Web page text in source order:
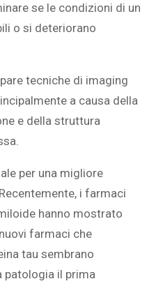
se le condizioni di un
o si deteriorano
tecniche di imaging
a causa della
e della struttura
per una migliore
i farmaci
hanno mostrato
farmaci che
tau sembrano
patologia il prima